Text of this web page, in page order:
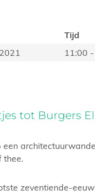
Tijd
11:00
tot Burgers
een
thee.
zeventiende-